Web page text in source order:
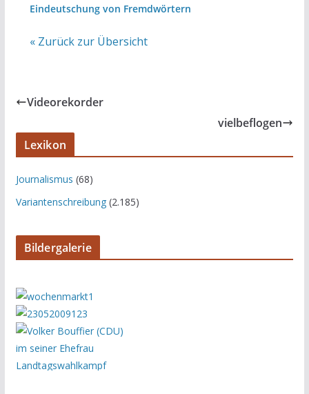
Eindeutschung von Fremdwörtern
« Zurück zur Übersicht
Videorekorder
vielbeflogen
Lexikon
Journalismus (68)
Variantenschreibung(2.185)
Bildergalerie